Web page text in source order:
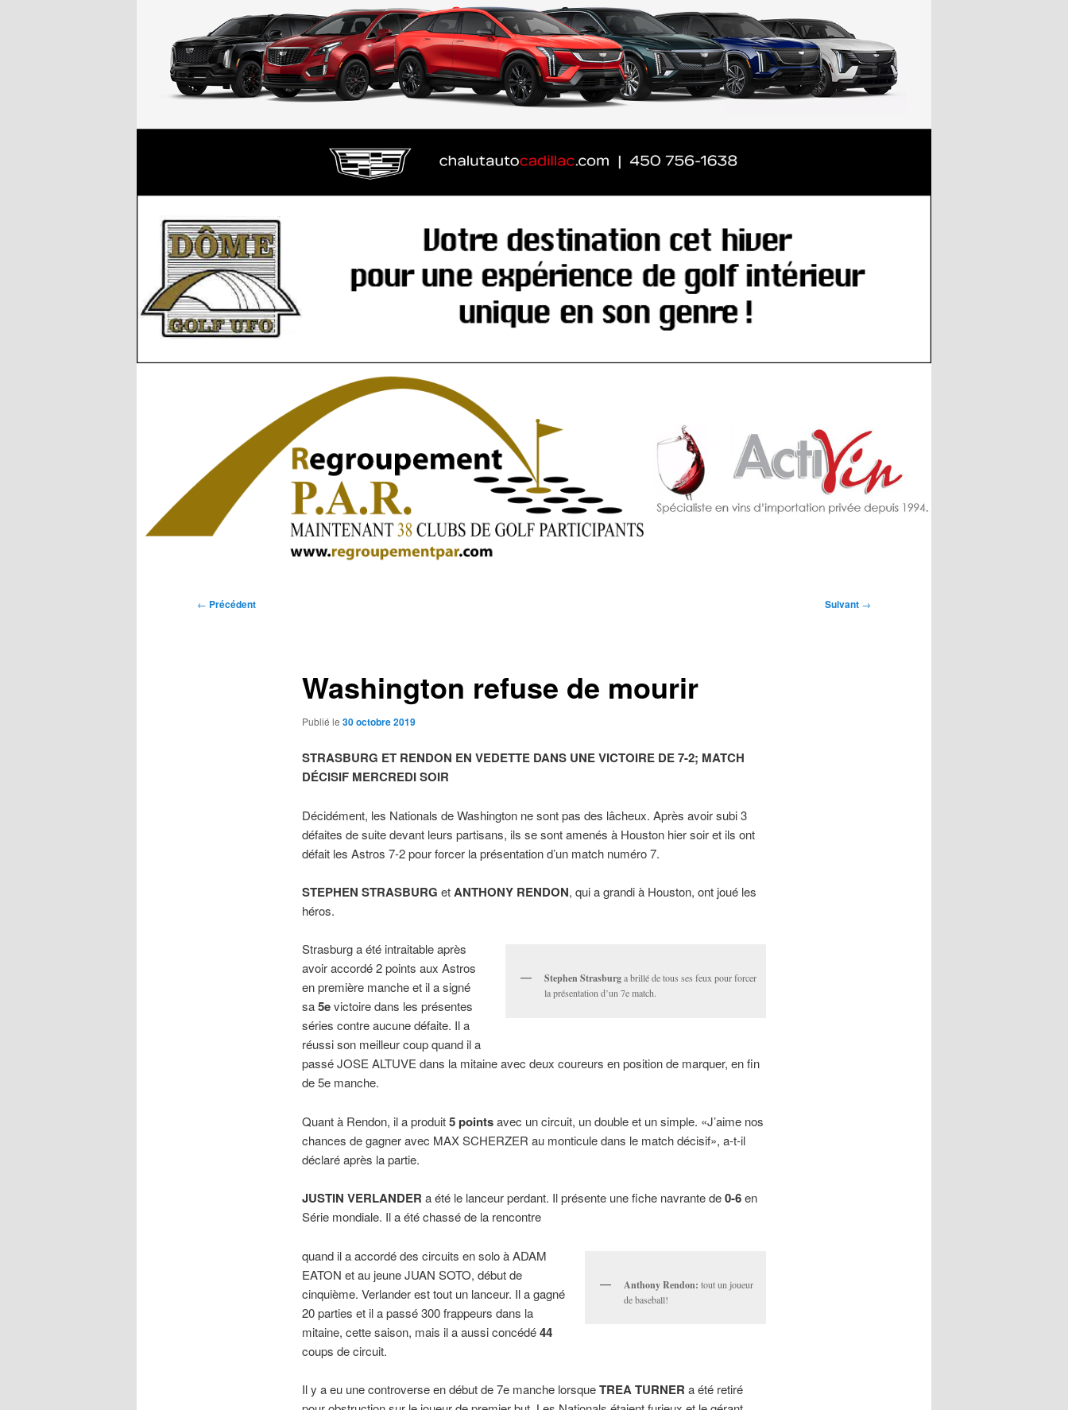
Navigation
← Précédent Suivant →
Washington refuse de mourir
Publié le 30 octobre 2019
STRASBURG ET RENDON EN VEDETTE DANS UNE VICTOIRE DE 7-2; MATCH
DÉCISIF MERCREDI SOIR
Décidément, les Nationals de Washington ne sont pas des lâcheux. Après avoir subi 3
défaites de suite devant leurs partisans, ils se sont amenés à Houston hier soir et ils ont
défait les Astros 7-2 pour forcer la présentation d’un match numéro 7.
STEPHEN STRASBURG etANTHONY RENDON, qui a grandi à Houston, ont joué les
héros.
Stephen Strasburga brillé de tous ses feux pour forcer
la présentation d’un 7e match.
Strasburg a été intraitable après
avoir accordé 2 points aux Astros
en première manche et il a signé
sa5evictoire dans les présentes
séries contre aucune défaite. Il a
réussi son meilleur coup quand il a
passé JOSE ALTUVE dans la mitaine avec deux coureurs en position de marquer, en fin
de 5e manche.
Quant à Rendon, il a produit5pointsavec un circuit, un double et un simple. «J’aime nos
chances de gagner avec MAX SCHERZER au monticule dans le match décisif», a-t-il
déclaré après la partie.
JUSTIN VERLANDER a été le lanceur perdant. Il présente une fiche navrante de0-6en
Série mondiale. Il a été chassé de la rencontre
Anthony Rendon: tout un joueur
de baseball!
quand il a accordé des circuits en solo à ADAM
EATON et au jeune JUAN SOTO, début de
cinquième. Verlander est tout un lanceur. Il a gagné
20 parties et il a passé 300 frappeurs dans la
mitaine, cette saison, mais il a aussi concédé44
coups de circuit.
Il y a eu une controverse en début de 7e manche lorsqueTREA TURNER a été retiré